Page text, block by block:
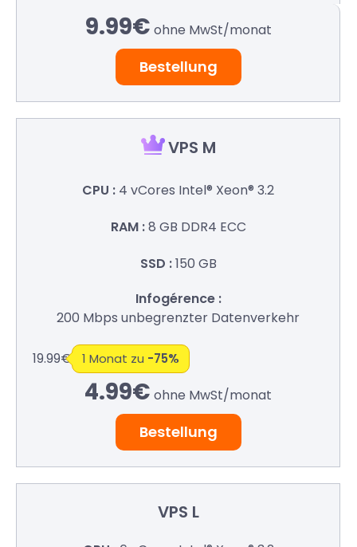
9.99€ ohne MwSt/monat
Bestellung
VPS M
4 vCores Intel® Xeon® 3.2
8 GB DDR4 ECC
150 GB
200 Mbpsunbegrenzter Datenverkehr
19.99€ 1 Monat zu -75%
4.99€ ohne MwSt/monat
Bestellung
VPS L